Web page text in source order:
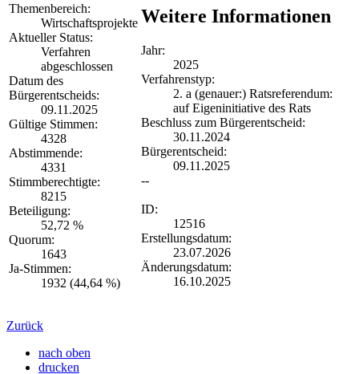
Themenbereich:
Wirtschaftsprojekte
Aktueller Status:
Verfahren
abgeschlossen
Datum des
Bürgerentscheids:
09.11.2025
Gültige Stimmen:
4328
Abstimmende:
4331
Stimmberechtigte:
8215
Beteiligung:
52,72 %
Quorum:
1643
Ja-Stimmen:
1932 (44,64 %)
Weitere Informationen
Jahr:
2025
Verfahrenstyp:
2. a (genauer:) Ratsreferendum:
auf Eigeninitiative des Rats
Beschluss zum Bürgerentscheid:
30.11.2024
Bürgerentscheid:
09.11.2025
--
ID:
12516
Erstellungsdatum:
23.07.2026
Änderungsdatum:
16.10.2025
Zurück
nach oben
drucken